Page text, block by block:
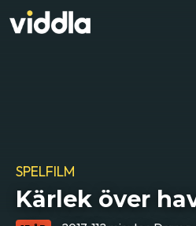
SPELFILM
Kärlek över